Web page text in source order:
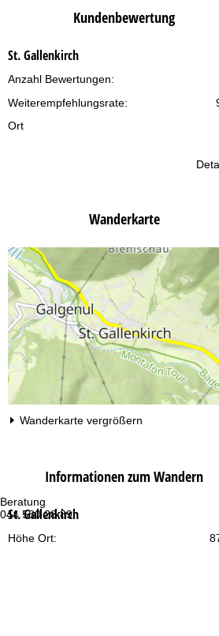
Beratung
044 580 28 89
Kundenbewertung
St. Gallenkirch
Anzahl Bewertungen:
Weiterempfehlungsrate:
Ort
Wanderkarte
Wanderkarte vergrößern
Informationen zum Wandern
St. Gallenkirch
Höhe Ort: